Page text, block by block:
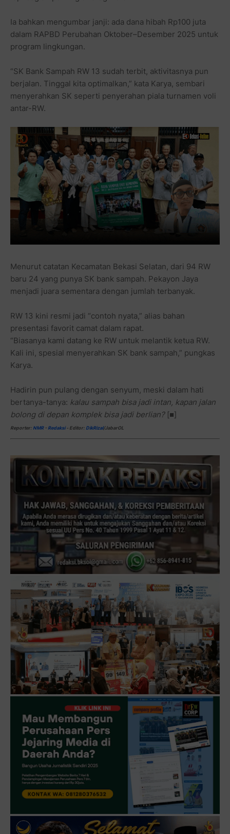
Ia bahkan mengumbar janji: ada dana hibah Rp100 juta
dalam RAPBD Perubahan Oktober–Desember 2025 untuk
program lingkungan.
“SK Bank Sampah RW 13 sudah terbit, aktivitasnya pun
berjalan. Tinggal kita optimalkan,” kata Karya, sembari
menyerahkan SK seperti penyerahan piala turnamen voli
antar-RW.
Menurut catatan Kecamatan Bekasi Selatan, dari 94 RW
baru 24 yang punya SK bank sampah. Pekayon Jaya
menjadi juara sementara dengan jumlah terbanyak.
RW 13 kini resmi jadi “contoh nyata,” alias bahan
presentasi favorit camat dalam rapat.
“Biasanya kami datang ke RW untuk melantik ketua RW.
Kali ini, spesial menyerahkan SK bank sampah,” pungkas
Karya.
Hadirin pun pulang dengan senyum, meski dalam hati
bertanya-tanya: kalau sampah bisa jadi intan, kapan jalan
bolong di depan komplek bisa jadi berlian? [■]
Reporter: NMR - Redaksi- Editor: DikRizal/JabarOL